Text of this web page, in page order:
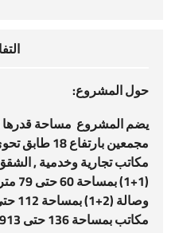
حول المشروع:
مكاتب تجارية وخدمية ,
مكاتب بمساحة 136 حتى 913 متر مربع